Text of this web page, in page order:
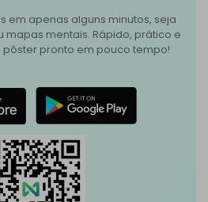
em apenas alguns minutos, seja
mapas mentais. Rápido, prático e
pronto em pouco tempo!